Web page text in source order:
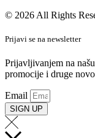
© 2026 All Rights
Prijavi se na newsletter
Prijavljivanjem na
promocije i druge
Email
SIGN UP